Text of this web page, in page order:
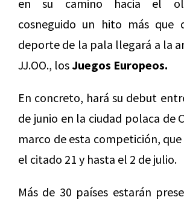
en su camino hacia el
cosneguido un hito más que
deporte de la pala llegará a la
JJ.OO., losJuegos Europeos.
En concreto, hará su debut
de junio en la ciudad polaca de
marco de esta competición,
el citado 21 y hasta el 2 de julio.
Más de 30 países estarán